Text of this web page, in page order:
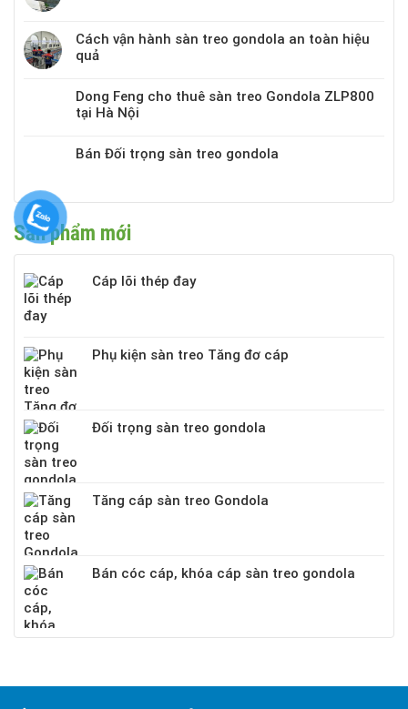
Cách vận hành sàn treo gondola an toàn hiệu
quả
Dong Feng cho thuê sàn treo Gondola ZLP800
tại Hà Nội
Bán Đối trọng sàn treo gondola
Sản phẩm mới
Cáp lõi thép đay
Phụ kiện sàn treo Tăng đơ cáp
Đối trọng sàn treo gondola
Tăng cáp sàn treo Gondola
Bán cóc cáp, khóa cáp sàn treo gondola